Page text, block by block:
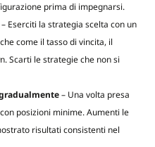
prima di impegnarsi.
– Eserciti la strategia scelta con un
come il tasso di vincita, il
Scarti le strategie che non si
– Una volta presa
posizioni minime. Aumenti le
risultati consistenti nel